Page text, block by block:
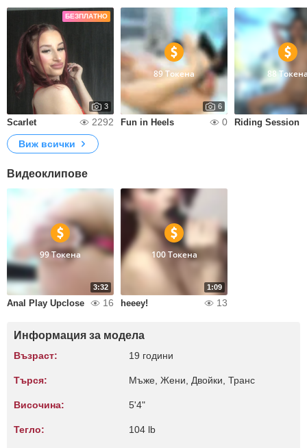
БЕЗПЛАТНО
3
Scarlet 2292
89 Токена
6
Fun in Heels 0
88
Riding Session
Виж всички
Видеоклипове
3:32
99 Токена
Anal Play Upclose 16
1:09
100 Токена
heeey! 13
Информация за модела
Възраст: 19 години
Търся: Мъже, Жени, Двойки, Транс
Височина: 5'4"
Тегло: 104 lb